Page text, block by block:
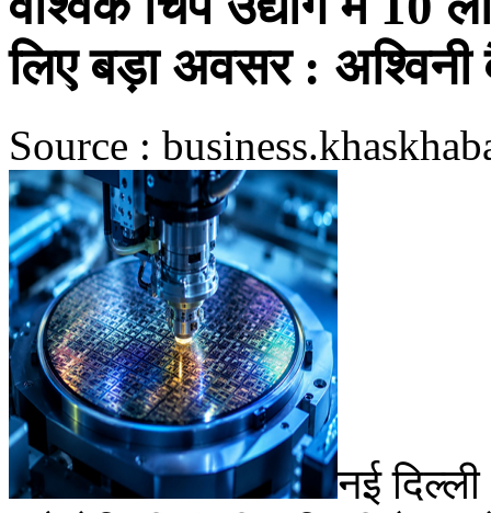
लिए बड़ा अवसर : अश्विनी
Source :
नई